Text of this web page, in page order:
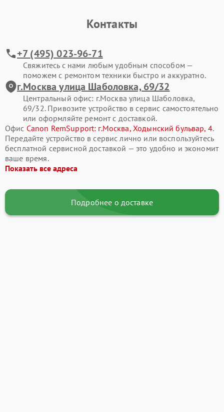
Контакты
+7 (495) 023-96-71
Свяжитесь с нами любым удобным способом —
поможем с ремонтом техники быстро и аккуратно.
г.Москва улица Шаболовка, 69/32
Центральный офис: г.Москва улица Шаболовка,
69/32. Привозите устройство в сервис самостоятельно
или оформляйте ремонт с доставкой.
Офис Canon RemSupport: г.Москва, Ходынский бульвар, 4.
Передайте устройство в сервис лично или воспользуйтесь
бесплатной сервисной доставкой — это удобно и экономит
ваше время.
Показать все адреса
Подробнее о доставке